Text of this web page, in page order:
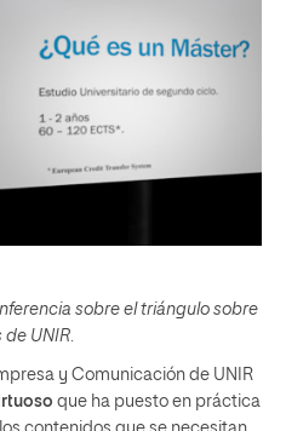
sobre el triángulo sobre
de UNIR.
y Comunicación de UNIR
que ha puesto en práctica